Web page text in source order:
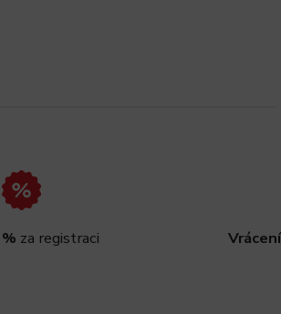
za registraci